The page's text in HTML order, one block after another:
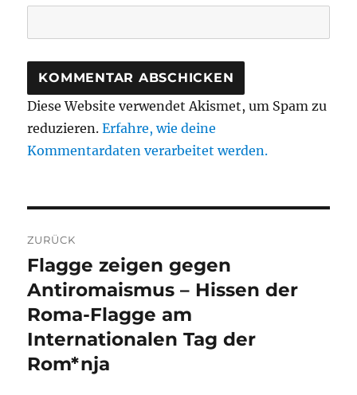
Diese Website verwendet Akismet, um Spam zu
reduzieren.Erfahre, wie deine
Kommentardaten verarbeitet werden.
ZURÜCK
Vorheriger
Beitrag:
Flagge zeigen gegen
Antiromaismus – Hissen der
Roma-Flagge am
Internationalen Tag der
Rom*nja